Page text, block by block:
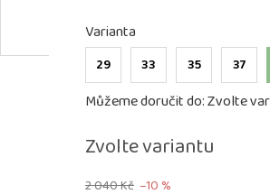
2 040 Kč –10 %
Zvolte variantu
Varianta
29 33 35 37
Můžeme doručit do:Zvolte